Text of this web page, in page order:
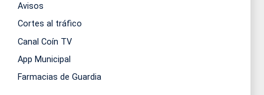
Avisos
Cortes al tráfico
Canal Coín TV
App Municipal
Farmacias de Guardia